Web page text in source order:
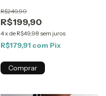
R$199,90
R$249,90
4x de R$49,98 sem juros
R$179,91 com Pix
Comprar